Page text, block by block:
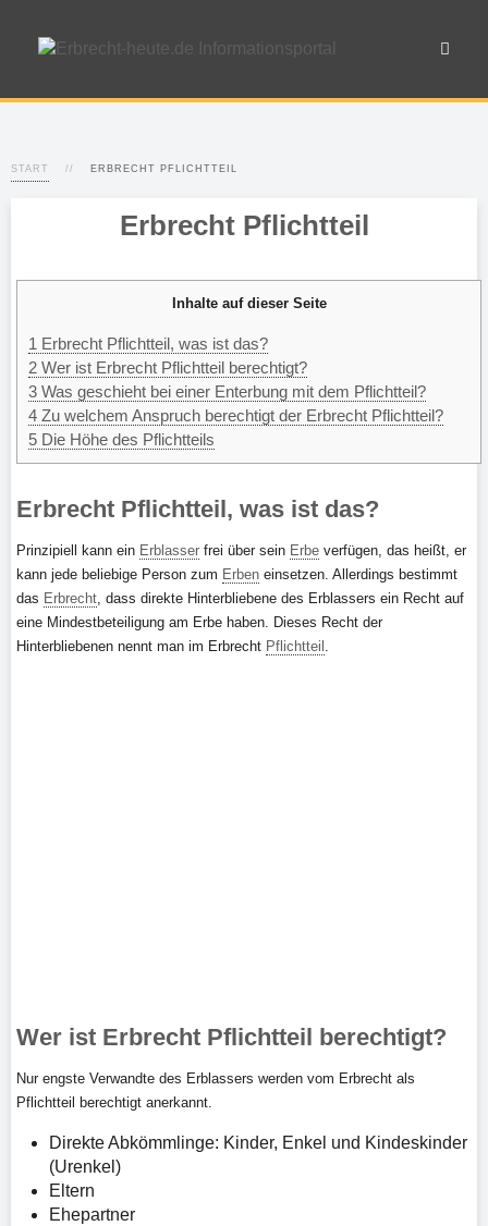
START ERBRECHT PFLICHTTEIL
Erbrecht Pflichtteil
Inhalte auf dieser Seite
1 Erbrecht Pflichtteil, was ist das?
2 Wer ist Erbrecht Pflichtteil berechtigt?
3 Was geschieht bei einer Enterbung mit dem Pflichtteil?
4 Zu welchem Anspruch berechtigt der Erbrecht Pflichtteil?
5 Die Höhe des Pflichtteils
Erbrecht Pflichtteil, was ist das?
Prinzipiell kann ein Erblasser frei über sein Erbe verfügen, das heißt, er
kann jede beliebige Person zum Erben einsetzen. Allerdings bestimmt
das Erbrecht, dass direkte Hinterbliebene des Erblassers ein Recht auf
eine Mindestbeteiligung am Erbe haben. Dieses Recht der
Hinterbliebenen nennt man im Erbrecht Pflichtteil .
Wer ist Erbrecht Pflichtteil berechtigt?
Nur engste Verwandte des Erblassers werden vom Erbrecht als
Pflichtteil berechtigt anerkannt.
Direkte Abkömmlinge: Kinder, Enkel und Kindeskinder
(Urenkel)
Eltern
Ehepartner